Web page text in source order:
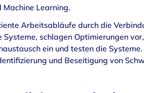
Learning.
Arbeitsabläufe durch die
schlagen Optimierungen
ein und testen die
und Beseitigung von